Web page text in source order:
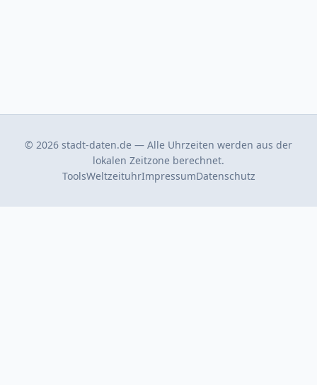
© 2026 stadt-daten.de — Alle Uhrzeiten werden aus der
lokalen Zeitzone berechnet.
ToolsWeltzeituhrImpressumDatenschutz